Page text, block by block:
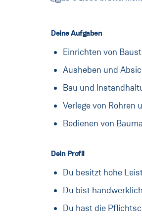
Deine Aufgaben
Einrichten von
Ausheben und
Bau und
Verlege von Rohren
Bedienen von
Dein Profil
Du besitzt hohe
Du bist
Du hast die